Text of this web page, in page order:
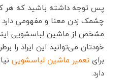
پس توجه داشته باشید که هر
چشمک زدن معنا و مفهومی
مشخص از ماشین لباسشویی
خودتان می‌توانید این ایراد را
برای تعمیر ماشین لباسشویی
دارد.